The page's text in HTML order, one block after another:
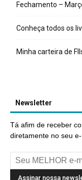
Fechamento –
Conheça todos os
Minha carteira de
Newsletter
Tá afim de receber
diretamente no seu